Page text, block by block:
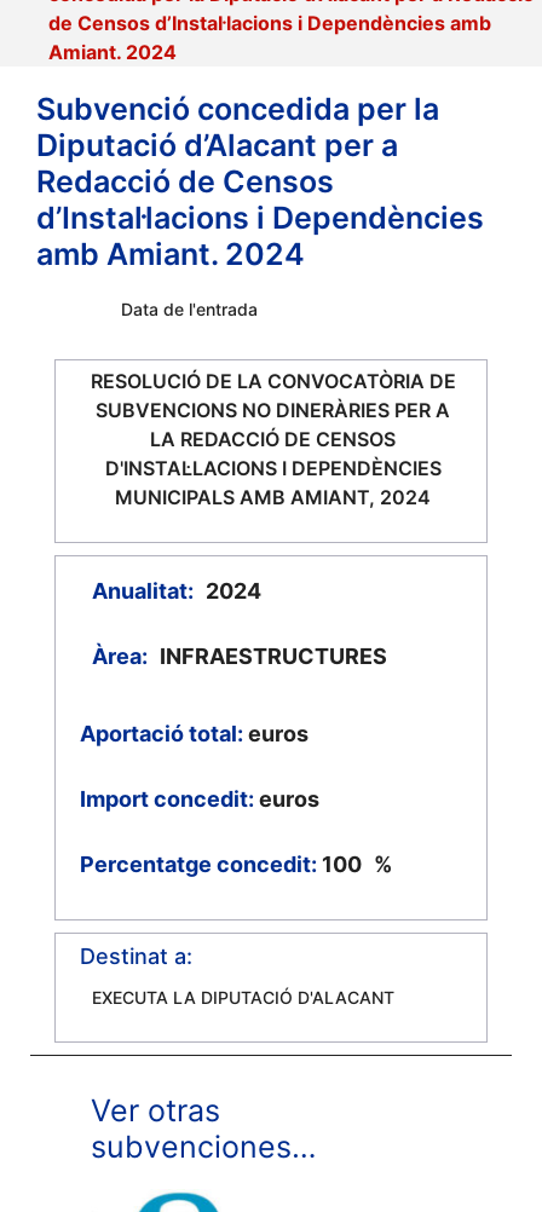
de Censos d’Instal·lacions i Dependències amb
Amiant. 2024
Subvenció concedida per la
Diputació d’Alacant per a
Redacció de Censos
d’Instal·lacions i Dependències
amb Amiant. 2024
Data de l'entrada
RESOLUCIÓ DE LA CONVOCATÒRIA DE
SUBVENCIONS NO DINERÀRIES PER A
LA REDACCIÓ DE CENSOS
D'INSTAL·LACIONS I DEPENDÈNCIES
MUNICIPALS AMB AMIANT, 2024
Anualitat: 2024
Àrea: INFRAESTRUCTURES
Aportació total: euros
Import concedit: euros
Percentatge concedit: 100 %
Destinat a:
EXECUTA LA DIPUTACIÓ D'ALACANT
Ver otras
subvenciones…